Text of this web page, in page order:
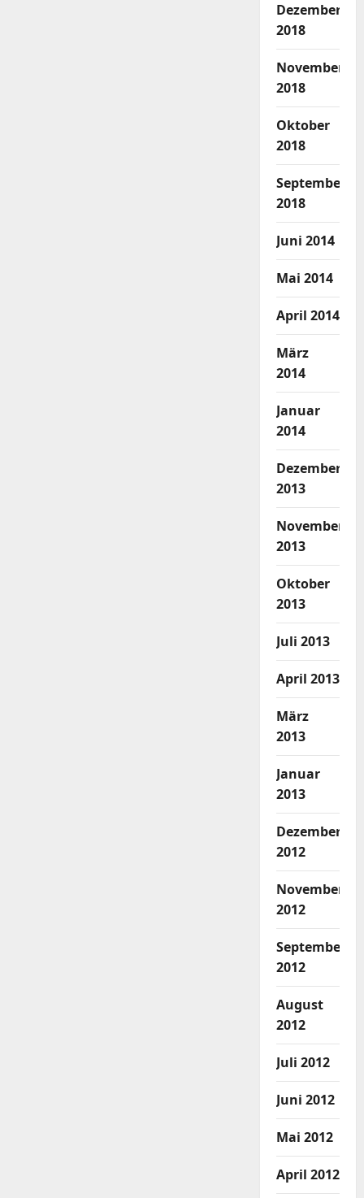
Dezember
2018
November
2018
Oktober
2018
September
2018
Juni 2014
Mai 2014
April 2014
März
2014
Januar
2014
Dezember
2013
November
2013
Oktober
2013
Juli 2013
April 2013
März
2013
Januar
2013
Dezember
2012
November
2012
September
2012
August
2012
Juli 2012
Juni 2012
Mai 2012
April 2012